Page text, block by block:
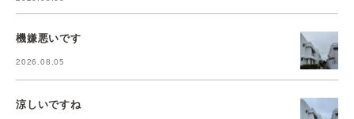
機嫌悪いです
2026.08.05
涼しいですね